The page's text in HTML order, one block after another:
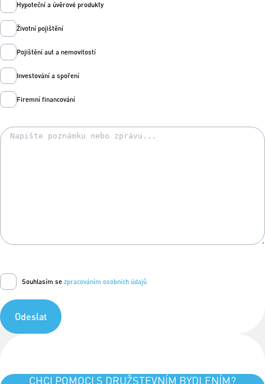
Hypoteční a úvěrové produkty
Životní pojištění
Pojištění aut a nemovitostí
Investování a spoření
Firemní financování
Souhlasím se zpracováním osobních údajů
Odeslat
CHCI POMOCI S DRUŽSTEVNÍM BYDLENÍM?